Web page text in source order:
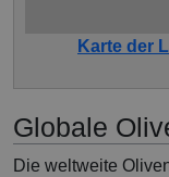
Karte der
Globale
Die weltweite